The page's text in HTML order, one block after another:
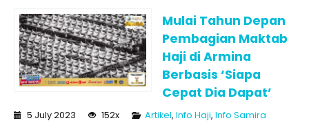
Mulai Tahun Depan
Pembagian Maktab
Haji di Armina
Berbasis ‘Siapa
Cepat Dia Dapat’
5 July 2023 152x Artikel, Info Haji, Info Samira